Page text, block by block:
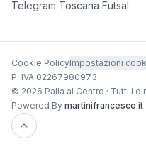
Telegram Toscana Futsal
Cookie PolicyImpostazioni
P. IVA 02267980973
© 2026 Palla al Centro · Tutti i
Powered By martinifrancesco.it